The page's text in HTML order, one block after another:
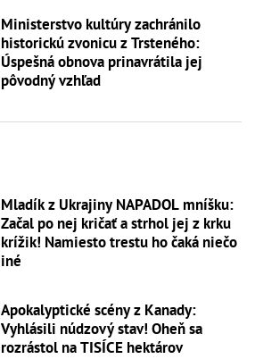
Ministerstvo kultúry zachránilo
historickú zvonicu z Trsteného:
Úspešná obnova prinavrátila jej
pôvodný vzhľad
Mladík z Ukrajiny NAPADOL mníšku:
Začal po nej kričať a strhol jej z krku
krížik! Namiesto trestu ho čaká niečo
iné
Apokalyptické scény z Kanady:
Vyhlásili núdzový stav! Oheň sa
rozrástol na TISÍCE hektárov